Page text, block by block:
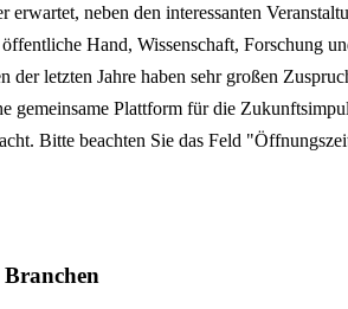
erwartet, neben den interessanten
Hand, Wissenschaft, Forschung
der letzten Jahre haben sehr großen
gemeinsame Plattform für die
Bitte beachten Sie das Feld